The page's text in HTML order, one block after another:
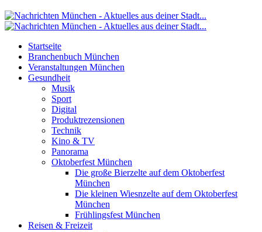
Startseite
Branchenbuch München
Veranstaltungen München
Gesundheit
Musik
Sport
Digital
Produktrezensionen
Technik
Kino & TV
Panorama
Oktoberfest München
Die große Bierzelte auf dem Oktoberfest
München
Die kleinen Wiesnzelte auf dem Oktoberfest
München
Frühlingsfest München
Reisen & Freizeit